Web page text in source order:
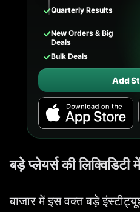
✓Quarterly Results
✓New Orders & Big
Deals
✓Bulk Deals
Add
बड़े प्लेयर्स की
बाजार में इस वक्त बड़े